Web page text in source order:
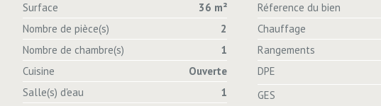
Surface
36 m²
Nombre de pièce(s)
2
Nombre de chambre(s)
1
Cuisine
Ouverte
Salle(s) d'eau
1
Réference du bien
Chauffage
Rangements
DPE
GES